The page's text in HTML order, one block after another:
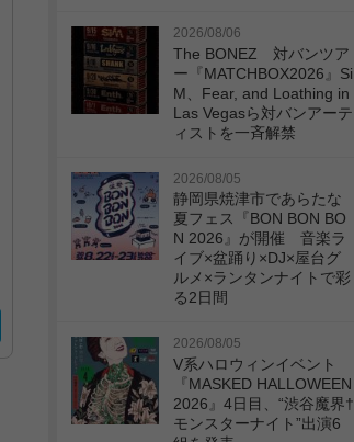
2026/08/06
The BONEZ 対バンツア
ー『MATCHBOX2026』Si
M、Fear, and Loathing in
Las Vegasら対バンアーテ
ィストを一斉解禁
2026/08/05
静岡県焼津市であらたな
夏フェス『BON BON BO
N 2026』が開催 音楽ラ
イブ×盆踊り×DJ×屋台グ
ルメ×ランタンナイトで彩
る2日間
2026/08/05
V系ハロウィンイベント
『MASKED HALLOWEEN
2026』4日目、“渋谷魔界†
モンスターナイト”出演6